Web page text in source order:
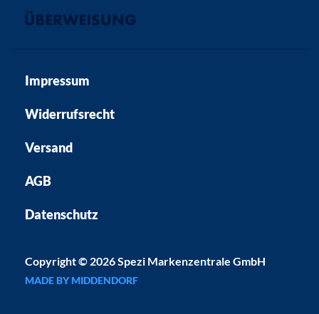
Impressum
Widerrufsrecht
Versand
AGB
Datenschutz
Copyright © 2026 Spezi Markenzentrale GmbH
MADE BY MIDDENDORF